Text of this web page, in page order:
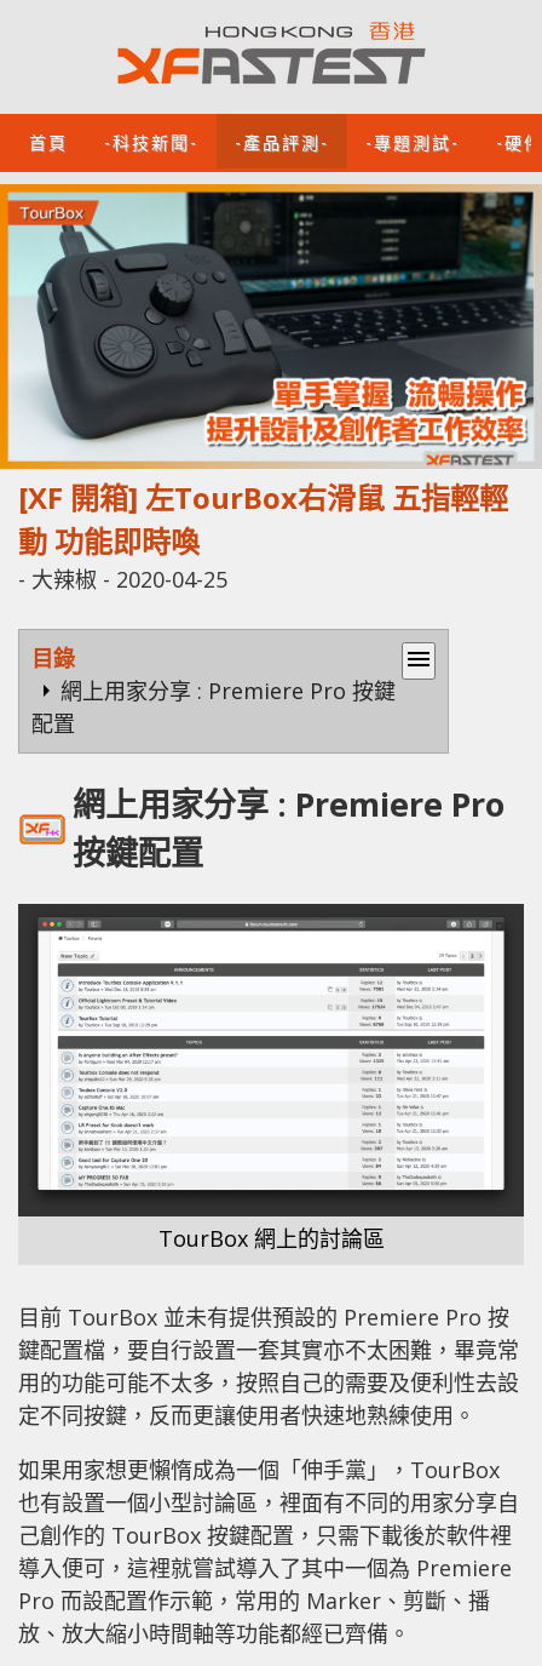
首頁 -科技新聞- -產品評測- -專題測試- -硬
[XF 開箱] 左TourBox右滑鼠 五指輕輕
動 功能即時喚
- 大辣椒 - 2020-04-25
目錄
menu
網上用家分享 : Premiere Pro 按鍵
配置
網上用家分享 : Premiere Pro
按鍵配置
TourBox 網上的討論區
目前 TourBox 並未有提供預設的 Premiere Pro 按
鍵配置檔，要自行設置一套其實亦不太困難，畢竟常
用的功能可能不太多，按照自己的需要及便利性去設
定不同按鍵，反而更讓使用者快速地熟練使用。
如果用家想更懶惰成為一個「伸手黨」，TourBox
也有設置一個小型討論區，裡面有不同的用家分享自
己創作的 TourBox 按鍵配置，只需下載後於軟件裡
導入便可，這裡就嘗試導入了其中一個為 Premiere
Pro 而設配置作示範，常用的 Marker、剪斷、播
放、放大縮小時間軸等功能都經已齊備。